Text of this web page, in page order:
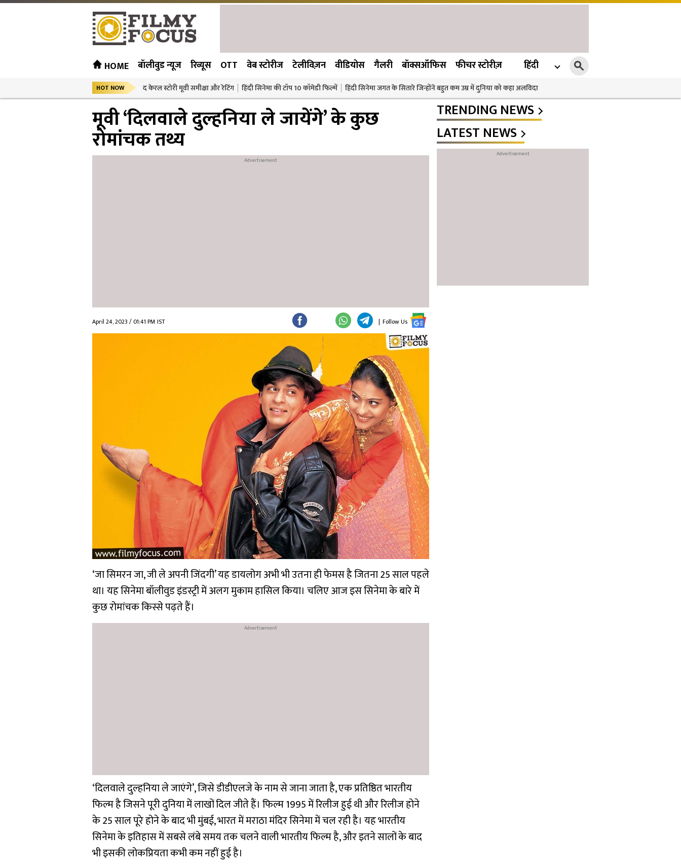
HOME बॉलीवुड न्यूज रिव्यूस OTT वेब स्टोरीज टेलीविज़न वीडियोस गैलरी बॉक्सऑफिस फीचर स्टोरीज़ हिंदी
HOT NOW द केरल स्टोरी मूवी समीक्षा और रेटिंग हिंदी सिनेमा की टॉप 10 कॉमेडी फिल्में हिंदी सिनेमा जगत के सितारे जिन्होंने बहुत कम उम्र में दुनिया को कहा अलविदा
मूवी ‘दिलवाले दुल्हनिया ले जायेंगे’ के कुछ
रोमांचक तथ्य
April 24, 2023 / 01:41 PM IST | Follow Us
‘जा सिमरन जा, जी ले अपनी जिंदगी’ यह डायलोग अभी भी उतना ही फेमस है जितना 25 साल पहले
था। यह सिनेमा बॉलीवुड इंडस्ट्री में अलग मुकाम हासिल किया। चलिए आज इस सिनेमा के बारे में
कुछ रोमांचक किस्से पढ़ते हैं।
‘दिलवाले दुल्हनिया ले जाएंगे’, जिसे डीडीएलजे के नाम से जाना जाता है, एक प्रतिष्ठित भारतीय
फिल्म है जिसने पूरी दुनिया में लाखों दिल जीते हैं। फिल्म 1995 में रिलीज हुई थी और रिलीज होने
के 25 साल पूरे होने के बाद भी मुंबई, भारत में मराठा मंदिर सिनेमा में चल रही है। यह भारतीय
सिनेमा के इतिहास में सबसे लंबे समय तक चलने वाली भारतीय फिल्म है, और इतने सालों के बाद
भी इसकी लोकप्रियता कभी कम नहीं हुई है।
TRENDING NEWS
LATEST NEWS